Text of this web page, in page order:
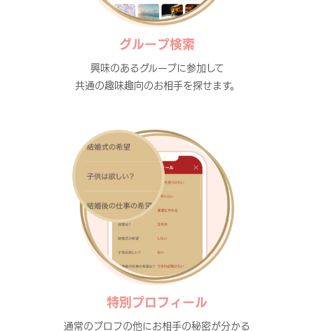
グループ検索
興味のあるグループに参加して
共通の趣味趣向のお相手を探せます。
特別プロフィール
通常のプロフの他にお相手の秘密が分かる